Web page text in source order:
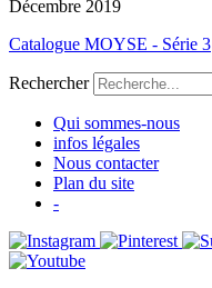
Décembre 2019
Catalogue MOYSE - Série 3
Rechercher
Qui sommes-nous
infos légales
Nous contacter
Plan du site
-